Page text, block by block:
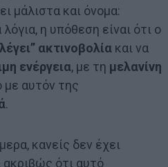
μάλιστα και όνομα:
η υπόθεση είναι ότι ο
ακτινοβολία και να
ενέργεια, με τη μελανίνη
με αυτόν της
.
κανείς δεν έχει
ακριβώς ότι αυτό